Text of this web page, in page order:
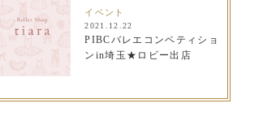
イベント
2021.12.22
PIBCバレエコンペティショ
ンin埼玉★ロビー出店